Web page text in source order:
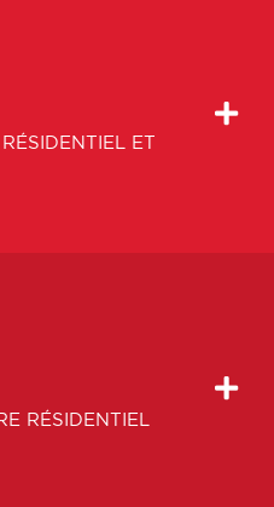
ET
RÉSIDENTIEL